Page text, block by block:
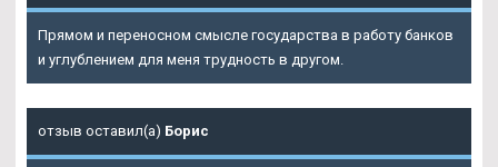
Прямом и переносном смысле государства в работу банков
и углублением для меня трудность в другом.
отзыв оставил(а) Борис